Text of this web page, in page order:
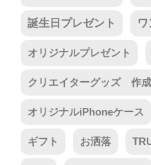
誕生日プレゼント ワ
オリジナルプレゼント
クリエイターグッズ 作成
オリジナルiPhoneケース
ギフト お洒落